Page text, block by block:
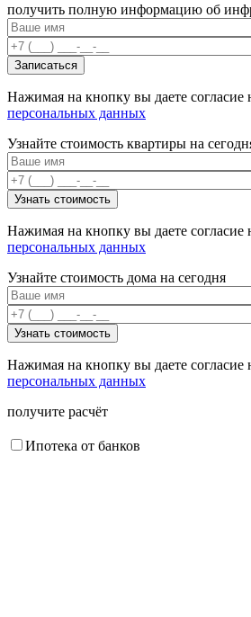
получить полную информацию об
Нажимая на кнопку вы даете согласие
персональных данных
Узнайте стоимость квартиры на
Нажимая на кнопку вы даете согласие
персональных данных
Узнайте стоимость дома на сегодня
Нажимая на кнопку вы даете согласие
персональных данных
получите расчёт
Ипотека от банков